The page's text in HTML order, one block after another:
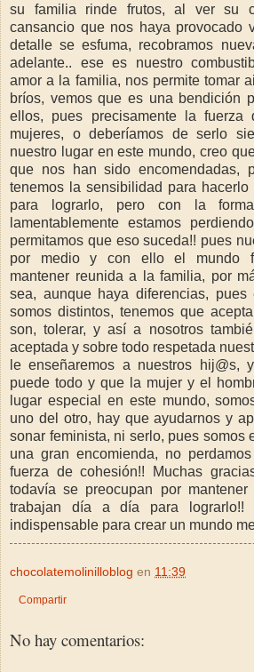
su familia rinde frutos, al ver su
cansancio que nos haya provocado
detalle se esfuma, recobramos
adelante.. ese es nuestro
amor a la familia, nos permite tomar
bríos, vemos que es una bendición
ellos, pues precisamente la fuerza
mujeres, o deberíamos de serlo
nuestro lugar en este mundo, creo
que nos han sido encomendadas,
tenemos la sensibilidad para
para lograrlo, pero con la
lamentablemente estamos
permitamos que eso suceda!! pues
por medio y con ello el mundo
mantener reunida a la familia, por
sea, aunque haya diferencias,
somos distintos, tenemos que
son, tolerar, y así a nosotros
aceptada y sobre todo respetada
le enseñaremos a nuestros
puede todo y que la mujer y el
lugar especial en este mundo,
uno del otro, hay que ayudarnos y
sonar feminista, ni serlo, pues somos
una gran encomienda, no
fuerza de cohesión!! Muchas
todavía se preocupan por
trabajan día a día para lograrlo!!
indispensable para crear un mundo
chocolatemolinilloblog en 11:39
Compartir
No hay comentarios: